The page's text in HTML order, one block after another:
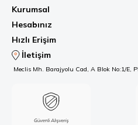
Kurumsal
Hesabınız
Hızlı Erişim
İletişim
Meclis Mh. Barajyolu Cad, A Blok No:1/E,